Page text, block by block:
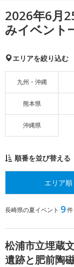
2026年6月
みイベント
エリアを絞り込む
九州・沖縄
熊本県
沖縄県
順番を並び替える
エリア順
長崎県の夏イベント 9
松浦市立埋蔵
遺跡と肥前陶磁